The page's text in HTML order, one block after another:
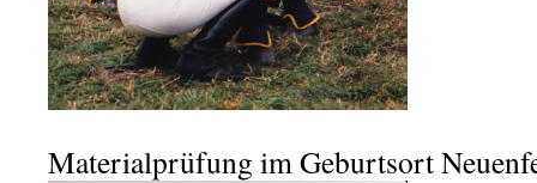
Materialprüfung im Geburtsort